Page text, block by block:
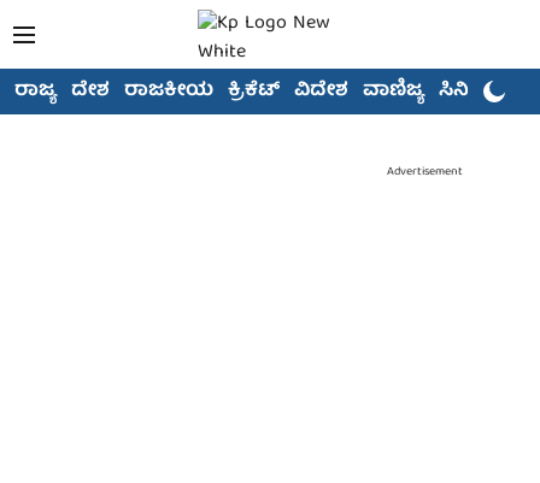
ರಾಜ್ಯ ದೇಶ ರಾಜಕೀಯ ಕ್ರಿಕೆಟ್ ವಿದೇಶ ವಾಣಿಜ್ಯ ಸಿನಿಮಾ
Advertisement